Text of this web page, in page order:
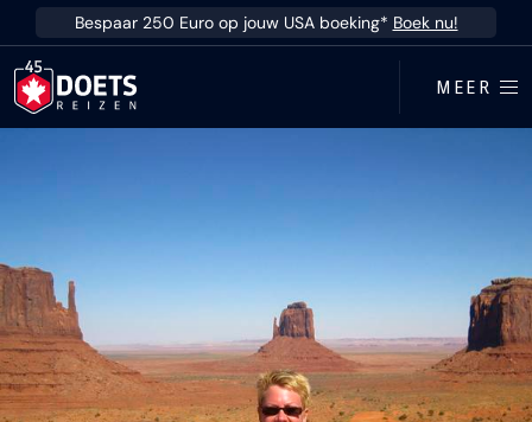
Ga direct naar inhoud
Bespaar 250 Euro op jouw USA boeking* Boek nu!
MEER